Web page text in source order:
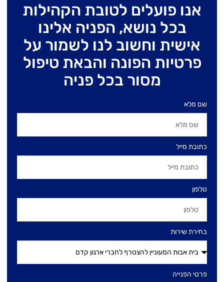
אנו פועלים לטובת הקהילות
בכל נושא, הפניה אלינו
אישית וחשוב לנו לשמור על
פרטיות הפונה והבאת טיפול
מסור בכל פניה
שם מלא
כתובת מייל
טלפון
בחירת שירות
פרטי הפנייה